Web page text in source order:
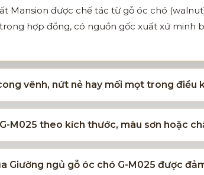
Mansion được chế tác từ gỗ óc chó
hợp đồng, có nguồn gốc xuất xứ
vênh, nứt nẻ hay mối mọt trong điều
M025 theo kích thước, màu sơn hoặc
Giường ngủ gỗ óc chó G-M025 được